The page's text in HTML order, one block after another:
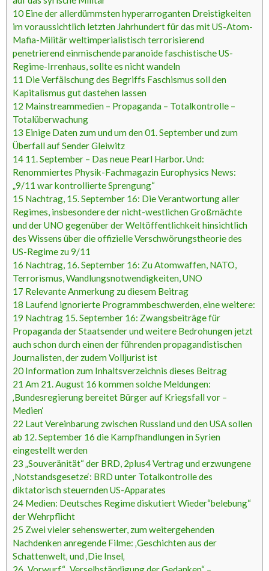
10 Eine der allerdümmsten hyperarroganten Dreistigkeiten
im voraussichtlich letzten Jahrhundert für das mit US-Atom-
Mafia-Militär weltimperialistisch terrorisierend
penetrierend einmischende paranoide faschistische US-
Regime-Irrenhaus, sollte es nicht wandeln
11 Die Verfälschung des Begriffs Faschismus soll den
Kapitalismus gut dastehen lassen
12 Mainstreammedien – Propaganda – Totalkontrolle –
Totalüberwachung
13 Einige Daten zum und um den 01. September und zum
Überfall auf Sender Gleiwitz
14 11. September – Das neue Pearl Harbor. Und:
Renommiertes Physik-Fachmagazin Europhysics News:
„9/11 war kontrollierte Sprengung“
15 Nachtrag, 15. September 16: Die Verantwortung aller
Regimes, insbesondere der nicht-westlichen Großmächte
und der UNO gegenüber der Weltöffentlichkeit hinsichtlich
des Wissens über die offizielle Verschwörungstheorie des
US-Regime zu 9/11
16 Nachtrag, 16. September 16: Zu Atomwaffen, NATO,
Terrorismus, Wandlungsnotwendigkeiten, UNO
17 Relevante Anmerkung zu diesem Beitrag
18 Laufend ignorierte Programmbeschwerden, eine weitere:
19 Nachtrag 15. September 16: Zwangsbeiträge für
Propaganda der Staatsender und weitere Bedrohungen jetzt
auch schon durch einen der führenden propagandistischen
Journalisten, der zudem Volljurist ist
20 Information zum Inhaltsverzeichnis dieses Beitrag
21 Am 21. August 16 kommen solche Meldungen:
‚Bundesregierung bereitet Bürger auf Kriegsfall vor –
Medien‘
22 Laut Vereinbarung zwischen Russland und den USA sollen
ab 12. September 16 die Kampfhandlungen in Syrien
eingestellt werden
23 „Souveränität“ der BRD, 2plus4 Vertrag und erzwungene
‚Notstandsgesetze‘: BRD unter Totalkontrolle des
diktatorisch steuernden US-Apparates
24 Medien: Deutsches Regime diskutiert Wieder“belebung“
der Wehrpflicht
25 Zwei vieler sehenswerter, zum weitergehenden
Nachdenken anregende Filme: ‚Geschichten aus der
Schattenwelt‚ und ‚Die Insel‚